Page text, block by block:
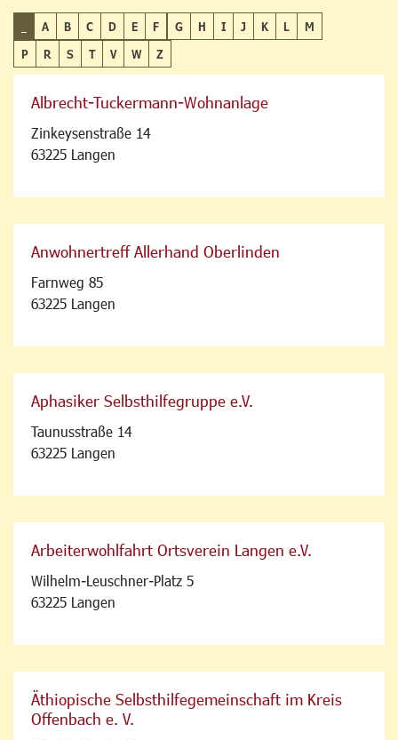
A B C D E F G H I J K L
M
P
R S T V W Z
Albrecht-Tuckermann-Wohnanlage
Zinkeysenstraße 14
63225 Langen
Anwohnertreff Allerhand Oberlinden
Farnweg 85
63225 Langen
Aphasiker Selbsthilfegruppe e.V.
Taunusstraße 14
63225 Langen
Arbeiterwohlfahrt Ortsverein Langen e.V.
Wilhelm-Leuschner-Platz 5
63225 Langen
Äthiopische Selbsthilfegemeinschaft im Kreis
Offenbach e. V.